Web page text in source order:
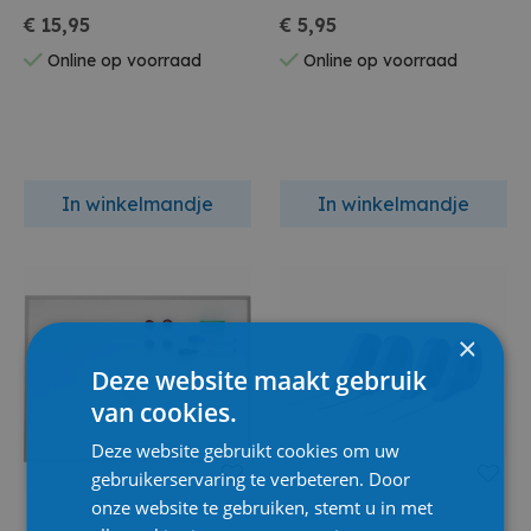
€ 15,95
Online op voorraad
In winkelmandje
Blauw Blister
€ 5,95
Online op voorraad
In winkelmandje
×
Deze website maakt gebruik
van cookies.
Deze website gebruikt cookies om uw
gebruikerservaring te verbeteren. Door
onze website te gebruiken, stemt u in met